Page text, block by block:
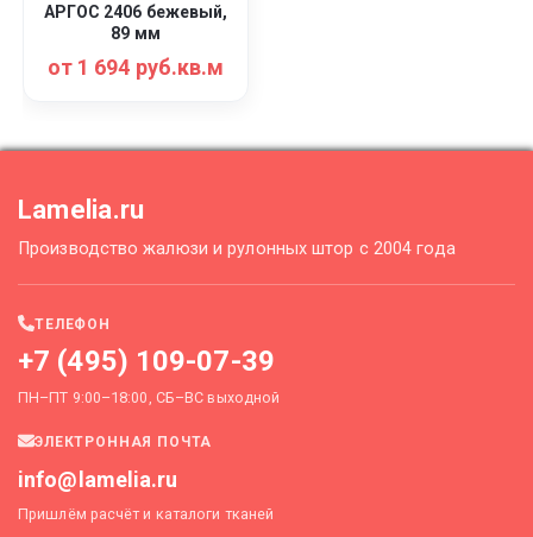
АРГОС 2406 бежевый,
89 мм
от 1 694 руб.кв.м
Lamelia.ru
Производство жалюзи и рулонных штор с 2004 года
ТЕЛЕФОН
+7 (495) 109-07-39
ПН–ПТ 9:00–18:00, СБ–ВС выходной
ЭЛЕКТРОННАЯ ПОЧТА
info@lamelia.ru
Пришлём расчёт и каталоги тканей